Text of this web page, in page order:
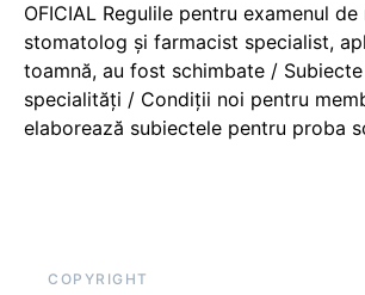
OFICIAL Regulile pentru examenul
stomatolog și farmacist specialist,
toamnă, au fost schimbate /
specialități / Condiții noi pentru
elaborează subiectele pentru proba
COPYRIGHT